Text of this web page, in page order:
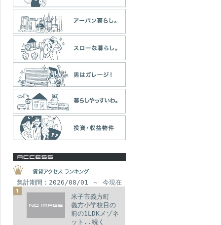
集計期間：2026/08/01 ～ 今現在
米子市義方町
義方小学校目の
前の1LDKメゾネ
ット..続く